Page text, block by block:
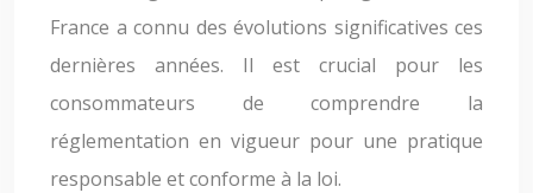
France a connu des évolutions significatives ces
dernières années. Il est crucial pour les
consommateurs de comprendre la
réglementation en vigueur pour une pratique
responsable et conforme à la loi.